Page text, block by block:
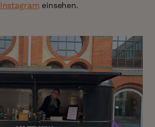
Instagram einsehen.